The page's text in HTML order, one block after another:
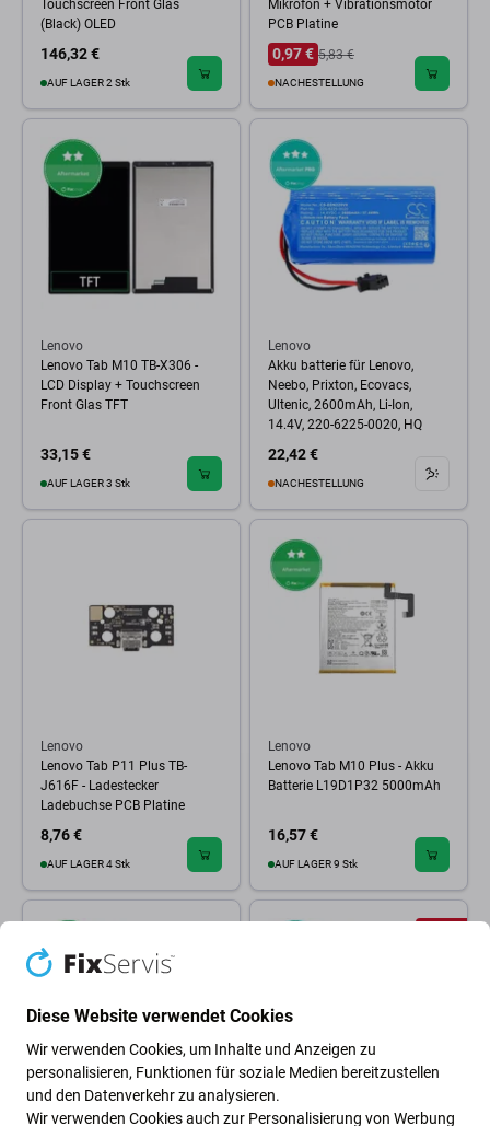
Touchscreen Front Glas
(Black) OLED
146,32 €
AUF LAGER 2 Stk
Mikrofon + Vibrationsmotor
PCB Platine
0,97 € 5,83 €
NACHESTELLUNG
Lenovo
Lenovo Tab M10 TB-X306 -
LCD Display + Touchscreen
Front Glas TFT
33,15 €
AUF LAGER 3 Stk
Lenovo
Akku batterie für Lenovo,
Neebo, Prixton, Ecovacs,
Ultenic, 2600mAh, Li-Ion,
14.4V, 220-6225-0020, HQ
22,42 €
NACHESTELLUNG
Lenovo
Lenovo Tab P11 Plus TB-
J616F - Ladestecker
Ladebuchse PCB Platine
8,76 €
AUF LAGER 4 Stk
Lenovo
Lenovo Tab M10 Plus - Akku
Batterie L19D1P32 5000mAh
16,57 €
AUF LAGER 9 Stk
Diese Website verwendet Cookies
Wir verwenden Cookies, um Inhalte und Anzeigen zu
personalisieren, Funktionen für soziale Medien bereitzustellen
und den Datenverkehr zu analysieren.
Wir verwenden Cookies auch zur Personalisierung von Werbung